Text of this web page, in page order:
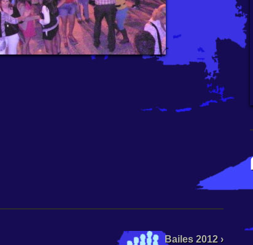
Bailes 2012 ›